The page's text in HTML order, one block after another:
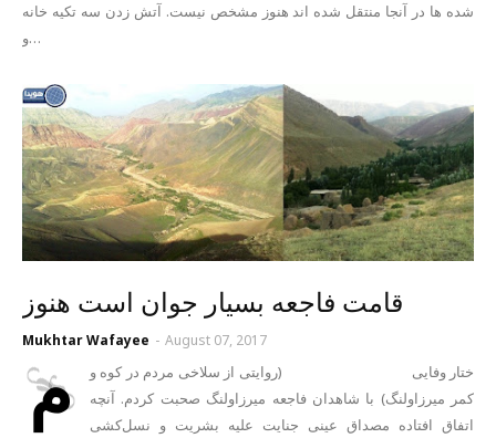
شده ها در آنجا منتقل شده اند هنوز مشخص نیست. آتش زدن سه تکیه خانه
و…
قامت فاجعه بسیار جوان است هنوز
Mukhtar Wafayee - August 07, 2017
م
ختار وفایی (روایتی از سلاخی مردم در کوه و
کمر میرزاولنگ) با شاهدان فاجعه میرزاولنگ صحبت کردم. آنچه
اتفاق افتاده مصداق عینی جنایت علیه بشریت و نسل‌کشی